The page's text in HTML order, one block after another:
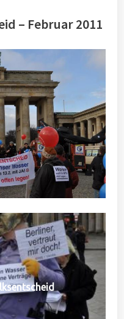
– Februar 2011